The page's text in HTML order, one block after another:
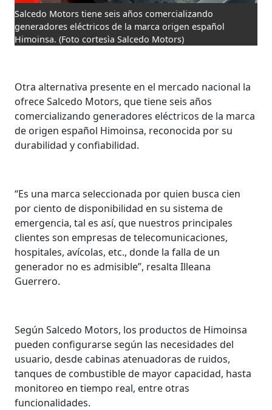
Salcedo Motors tiene seis años comercializando
generadores eléctricos de la marca origen español
Himoinsa. (Foto cortesìa Salcedo Motors)
Otra alternativa presente en el mercado nacional la
ofrece Salcedo Motors, que tiene seis años
comercializando generadores eléctricos de la marca
de origen español Himoinsa, reconocida por su
durabilidad y confiabilidad.
“Es una marca seleccionada por quien busca cien
por ciento de disponibilidad en su sistema de
emergencia, tal es así, que nuestros principales
clientes son empresas de telecomunicaciones,
hospitales, avícolas, etc., donde la falla de un
generador no es admisible”, resalta Illeana
Guerrero.
Según Salcedo Motors, los productos de Himoinsa
pueden configurarse según las necesidades del
usuario, desde cabinas atenuadoras de ruidos,
tanques de combustible de mayor capacidad, hasta
monitoreo en tiempo real, entre otras
funcionalidades.